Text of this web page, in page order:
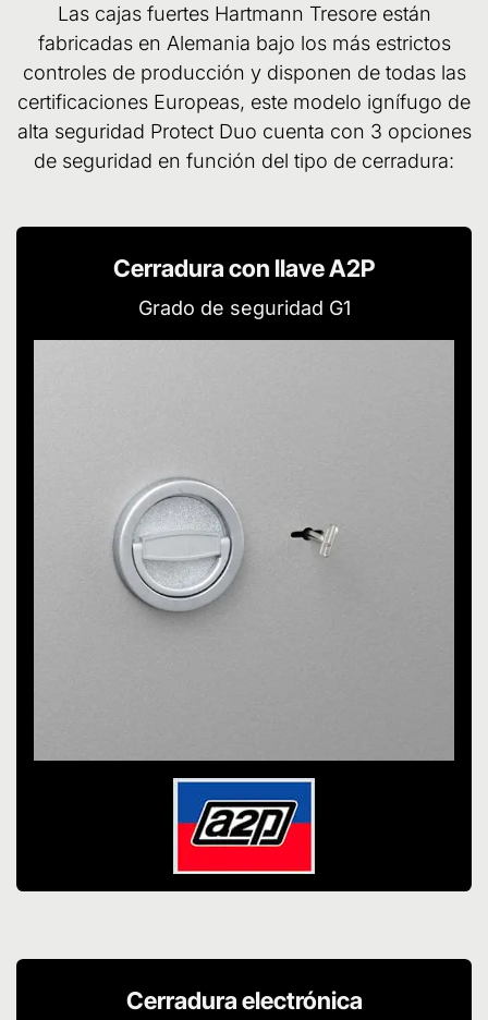
Las cajas fuertes Hartmann Tresore están
fabricadas en Alemania bajo los más estrictos
controles de producción y disponen de todas las
certificaciones Europeas, este modelo ignífugo de
alta seguridad Protect Duo cuenta con 3 opciones
de seguridad en función del tipo de cerradura:
Cerradura con llave A2P
Grado de seguridad G1
Cerradura electrónica